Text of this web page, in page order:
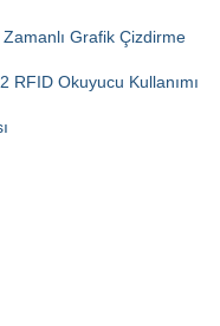
Grafik Çizdirme
RFID Okuyucu Kullanımı